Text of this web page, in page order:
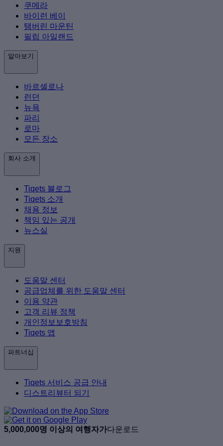
쿠메라
바이런 베이
탬버린 마운틴
필립 아일랜드
알아보기
바르셀로나
런던
뉴욕
파리
로마
모든 장소
회사 소개
Tiqets 블로그
Tiqets 소개
채용 정보
책임 있는 공개
뉴스실
지원
도움말 센터
공급업체를 위한 도움말 센터
이용 약관
고객 리뷰 정책
개인정보보호방침
Tiqets 앱
파트너십
Tiqets 서비스 공급 안내
디스트리뷰터 되기
5,000,000명 이상의 여행자가다운로드